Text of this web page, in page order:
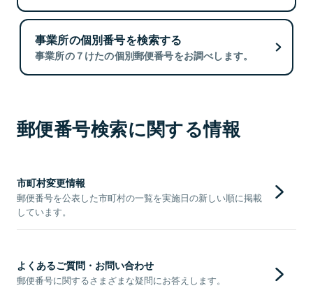
事業所の個別番号を検索する
事業所の７けたの個別郵便番号をお調べします。
郵便番号検索に関する情報
市町村変更情報
郵便番号を公表した市町村の一覧を実施日の新しい順に掲載
しています。
よくあるご質問・お問い合わせ
郵便番号に関するさまざまな疑問にお答えします。